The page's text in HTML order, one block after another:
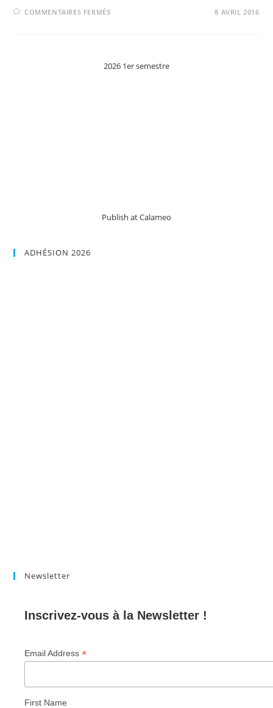
COMMENTAIRES FERMÉSSUR 8 AVRIL 2016
2026 1er semestre
Publish at Calameo
ADHÉSION 2026
Newsletter
Inscrivez-vous à la Newsletter !
Email Address*
First Name